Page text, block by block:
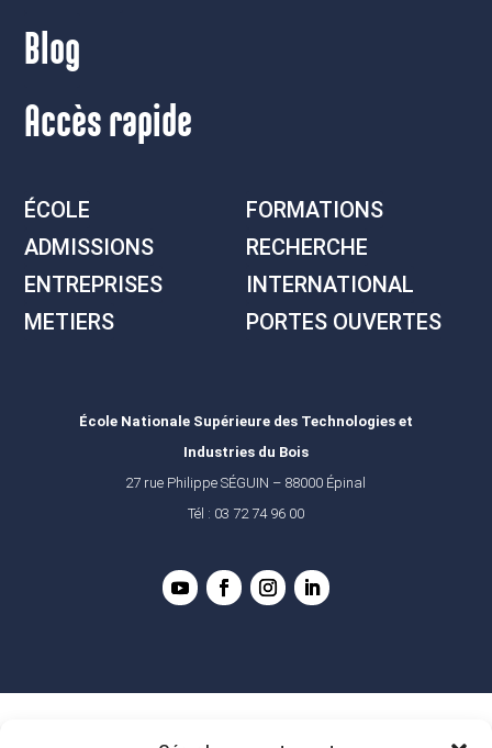
Blog
Accès rapide
ÉCOLE
FORMATIONS
ADMISSIONS
RECHERCHE
ENTREPRISES
INTERNATIONAL
METIERS
PORTES OUVERTES
École Nationale Supérieure des Technologies et
Industries du Bois
27 rue Philippe SÉGUIN – 88000 Épinal
Tél : 03 72 74 96 00